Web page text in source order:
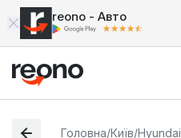
reono - Авто
Головна/Київ/Hyundai